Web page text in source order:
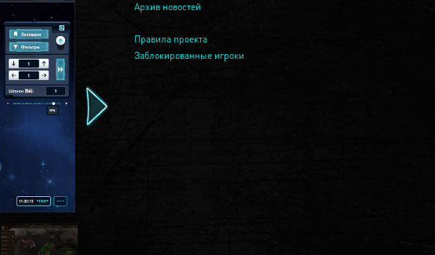
Архив новостей
Правила проекта
Заблокированные игроки